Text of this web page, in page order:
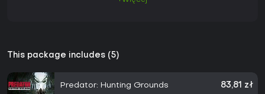
This package includes (5)
Predator: Hunting Grounds 83,81 zł